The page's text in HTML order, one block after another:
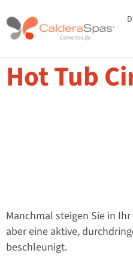
Hot Tub
Manchmal steigen Sie in
aber eine aktive,
beschleunigt.